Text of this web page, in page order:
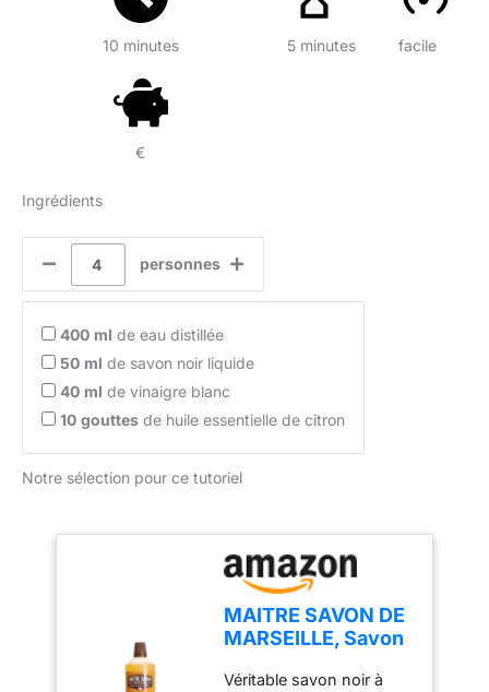
10 minutes 5 minutes facile
€
Ingrédients
personnes
400 ml de eau distillée
50 ml de savon noir liquide
40 ml de vinaigre blanc
10 gouttes de huile essentielle de citron
Notre sélection pour ce tutoriel
MAITRE SAVON DE
MARSEILLE, Savon
l'huile Lin - 1l
Véritable savon noir à